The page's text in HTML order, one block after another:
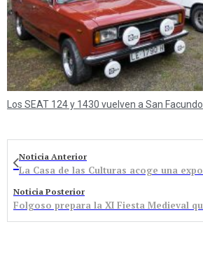
Los SEAT 124 y 1430 vuelven a San Facundo
Noticia Anterior
Noticia Posterior